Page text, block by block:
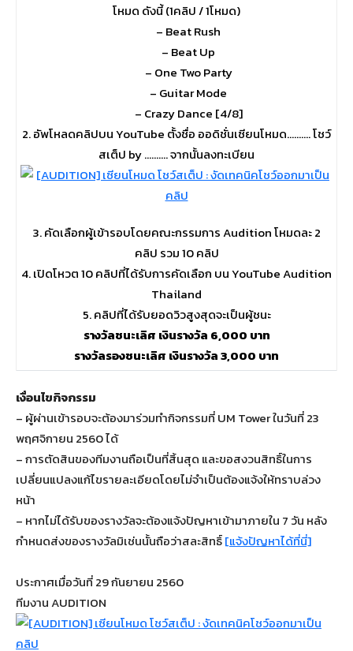
โหมด ดังนี้ (1คลิป / 1โหมด)
– Beat Rush
– Beat Up
– One Two Party
– Guitar Mode
– Crazy Dance [4/8]
2. อัพโหลดคลิปบน YouTube ตั้งชื่อ ออดิชั่นเซียนโหมด………. โชว์
สเต็ป by ………. จากนั้นลงทะเบียน
3. คัดเลือกผู้เข้ารอบโดยคณะกรรมการ Audition โหมดละ 2
คลิป รวม 10 คลิป
4. เปิดโหวต 10 คลิปที่ได้รับการคัดเลือก บน YouTube Audition
Thailand
5. คลิปที่ได้รับยอดวิวสูงสุดจะเป็นผู้ชนะ
รางวัลชนะเลิศ เงินรางวัล 6,000 บาท
รางวัลรองชนะเลิศ เงินรางวัล 3,000 บาท
เงื่อนไขกิจกรรม
– ผู้ผ่านเข้ารอบจะต้องมาร่วมทำกิจกรรมที่ UM Tower ในวันที่ 23
พฤศจิกายน 2560 ได้
– การตัดสินของทีมงานถือเป็นที่สิ้นสุด และขอสงวนสิทธิ์ในการ
เปลี่ยนแปลงแก้ไขรายละเอียดโดยไม่จำเป็นต้องแจ้งให้ทราบล่วง
หน้า
– หากไม่ได้รับของรางวัลจะต้องแจ้งปัญหาเข้ามาภายใน 7 วัน หลัง
กำหนดส่งของรางวัลมิเช่นนั้นถือว่าสละสิทธิ์[แจ้งปัญหาได้ที่นี่]
ประกาศเมื่อวันที่ 29 กันยายน 2560
ทีมงาน AUDITION